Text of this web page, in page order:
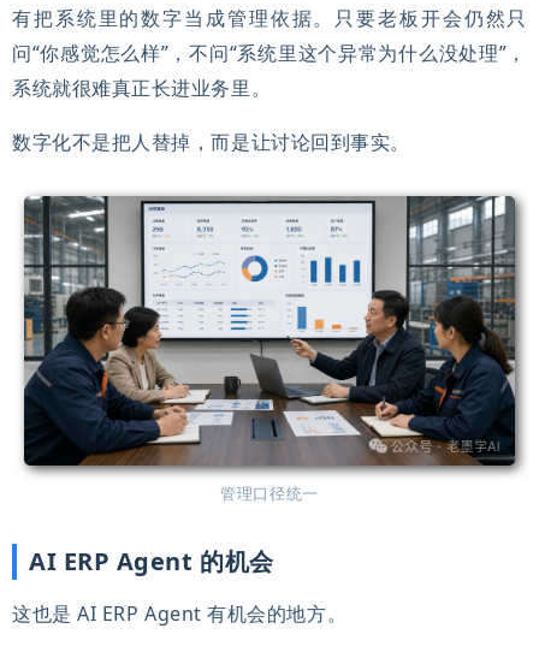
有把系统里的数字当成管理依据。只要老板开会仍然只
问“你感觉怎么样”，不问“系统里这个异常为什么没处理”，
系统就很难真正长进业务里。
数字化不是把人替掉，而是让讨论回到事实。
管理口径统一
AI ERP Agent 的机会
这也是 AI ERP Agent 有机会的地方。